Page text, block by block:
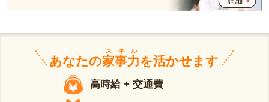
あなたの家事力
スキル
を活かせます
高時給 + 交通費